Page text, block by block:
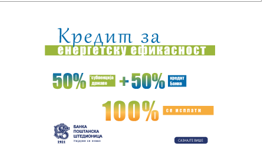
18:48:Bečki robot srpskog naučnika donosi revoluciju: Metalne
dijelov...
18:48:Poljoprivrednicima potrebne milijarde evra pomoći
Ribolovački kapitalac uhvaćena na Bilećkom jezeru,
18:48:Crvena, žuta, zelena ili plava: Šta znače lampice na